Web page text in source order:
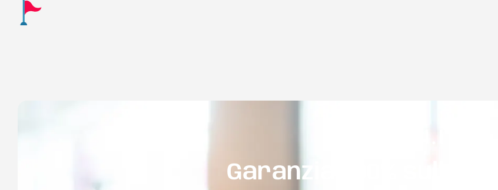
Garanzia 100% sulla tua